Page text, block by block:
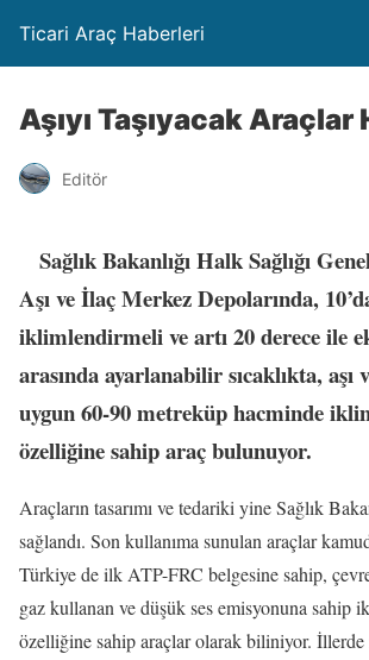
Ticari Araç Haberleri
Aşıyı Taşıyacak Araçlar
Editör
Sağlık Bakanlığı Halk Sağlığı
Aşı ve İlaç Merkez Depolarında,
iklimlendirmeli ve artı 20 derece ile
arasında ayarlanabilir sıcaklıkta, aşı
uygun 60-90 metreküp hacminde
özelliğine sahip araç bulunuyor.
Araçların tasarımı ve tedariki yine Sağlık
sağlandı. Son kullanıma sunulan araçlar
Türkiye de ilk ATP-FRC belgesine sahip,
gaz kullanan ve düşük ses emisyonuna sahip
özelliğine sahip araçlar olarak biliniyor. İllerde